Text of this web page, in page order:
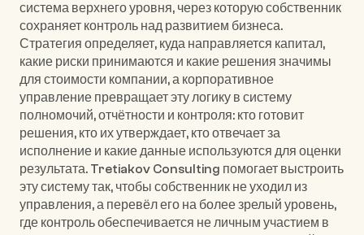
система верхнего уровня, через которую собственник
сохраняет контроль над развитием бизнеса.
Стратегия определяет, куда направляется капитал,
какие риски принимаются и какие решения значимы
для стоимости компании, а корпоративное
управление превращает эту логику в систему
полномочий, отчётности и контроля: кто готовит
решения, кто их утверждает, кто отвечает за
исполнение и какие данные используются для оценки
результата. Tretiakov Consulting помогает выстроить
эту систему так, чтобы собственник не уходил из
управления, а перевёл его на более зрелый уровень,
где контроль обеспечивается не личным участием в